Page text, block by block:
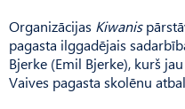
Organizācijas Kiwanis
pagasta ilggadējais
Bjerke (Emil Bjerke), kurš
Vaives pagasta skolēnu